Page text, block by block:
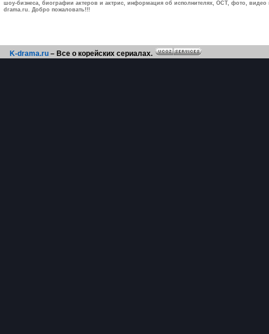
шоу-бизнеса, биографии актеров и актрис, информация об исполнителях, ОСТ, фото, видео
drama.ru. Добро пожаловать!!!
K-drama.ru – Все о корейских сериалах.